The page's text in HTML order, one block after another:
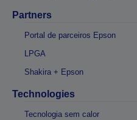
Partners
Portal de parceiros Epson
LPGA
Shakira + Epson
Technologies
Tecnologia sem calor